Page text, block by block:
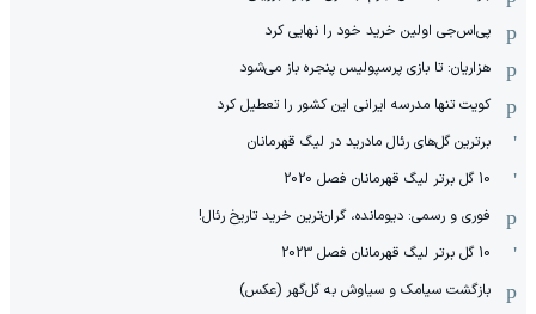
پی‌اس‌جی اولین خرید خود را نهایی کرد
هزاریان: تا بازی پرسپولیس پنجره باز می‌شود
کویت تنها مدرسه ایرانی این کشور را تعطیل کرد
برترین گل‌های رئال مادرید در لیگ قهرمانان
10 گل برتر لیگ قهرمانان فصل 2020
فوری و رسمی: دیومانده، گران‌ترین خرید تاریخ رئال!
10 گل برتر لیگ قهرمانان فصل 2023
بازگشت سیامک و سیاوش به گل‌گهر (عکس)